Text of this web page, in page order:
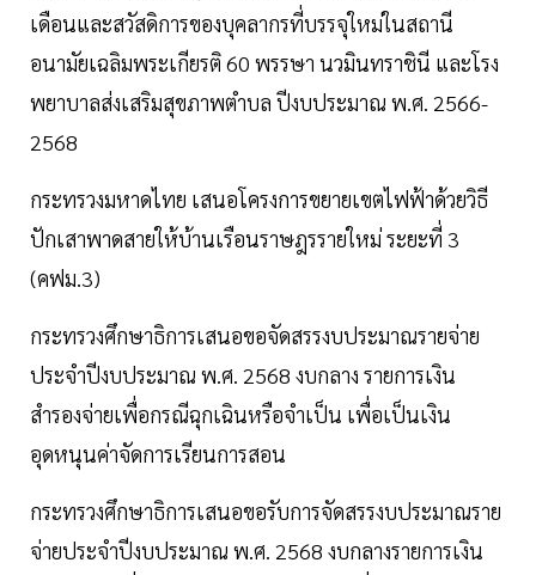
เดือนและสวัสดิการของบุคลากรที่บรรจุใหม่ในสถานี
อนามัยเฉลิมพระเกียรติ 60 พรรษา นวมินทราชินี และโรง
พยาบาลส่งเสริมสุขภาพตำบล ปีงบประมาณ พ.ศ. 2566-
2568
กระทรวงมหาดไทย เสนอโครงการขยายเขตไฟฟ้าด้วยวิธี
ปักเสาพาดสายให้บ้านเรือนราษฎรรายใหม่ ระยะที่ 3
(คฟม.3)
กระทรวงศึกษาธิการเสนอขอจัดสรรงบประมาณรายจ่าย
ประจำปีงบประมาณ พ.ศ. 2568 งบกลาง รายการเงิน
สำรองจ่ายเพื่อกรณีฉุกเฉินหรือจำเป็น เพื่อเป็นเงิน
อุดหนุนค่าจัดการเรียนการสอน
กระทรวงศึกษาธิการเสนอขอรับการจัดสรรงบประมาณราย
จ่ายประจำปีงบประมาณ พ.ศ. 2568 งบกลางรายการเงิน